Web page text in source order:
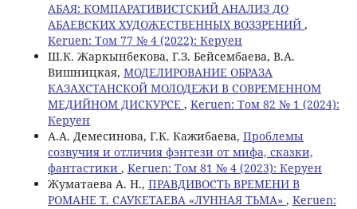
АБАЯ: КОМПАРАТИВИСТСКИЙ АНАЛИЗ ДО
АБАЕВСКИХ ХУДОЖЕСТВЕННЫХ ВОЗЗРЕНИЙ ,
Keruen: Том 77 № 4 (2022): Керуен
Ш.К. Жаркынбекова, Г.З. Бейсембаева, В.А.
Вишницкая, МОДЕЛИРОВАНИЕ ОБРАЗА
КАЗАХСТАНСКОЙ МОЛОДЕЖИ В СОВРЕМЕННОМ
МЕДИЙНОМ ДИСКУРСЕ , Keruen: Том 82 № 1 (2024):
Керуен
А.А. Демесинова, Г.К. Кажибаева, Проблемы
созвучия и отличия фэнтези от мифа, сказки,
фантастики , Keruen: Том 81 № 4 (2023): Керуен
Жуматаева А. Н., ПРАВДИВОСТЬ ВРЕМЕНИ В
РОМАНЕ Т. САУКЕТАЕВА «ЛУННАЯ ТЬМА» , Keruen: